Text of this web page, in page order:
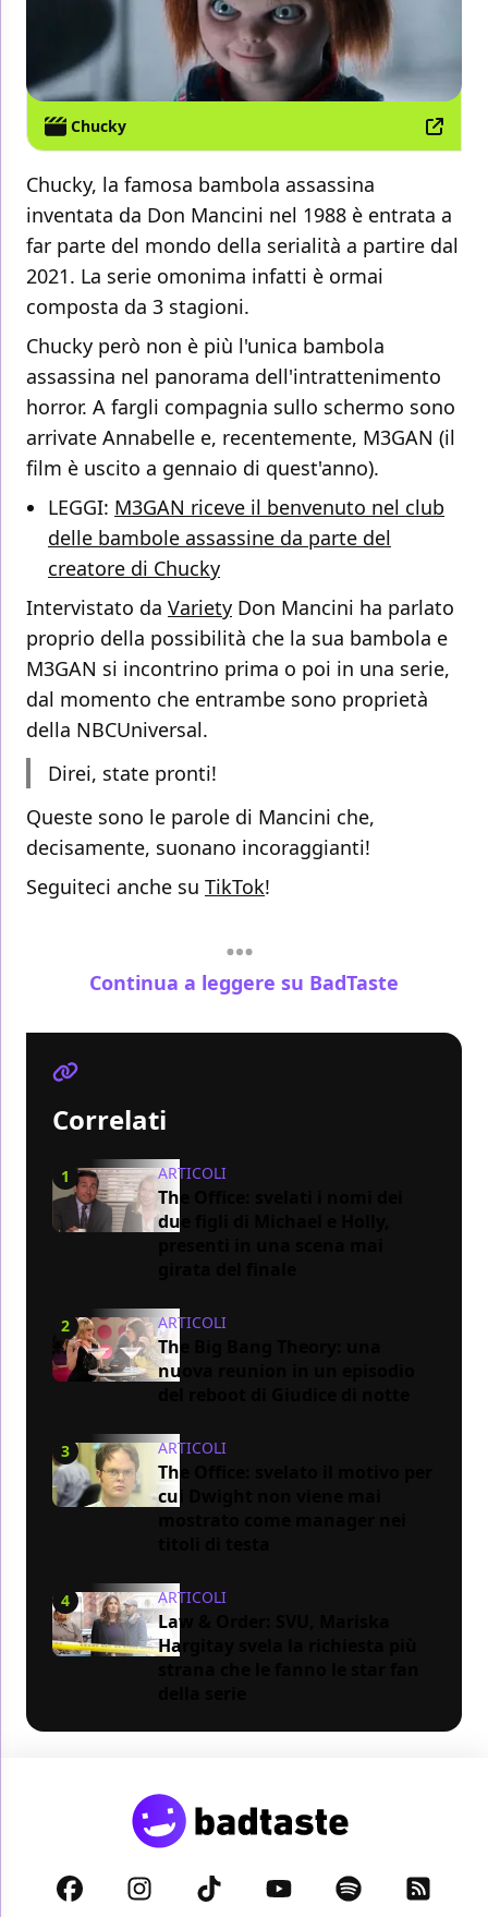
Chucky
Chucky, la famosa bambola assassina
inventata da Don Mancini nel 1988 è entrata a
far parte del mondo della serialità a partire dal
2021. La serie omonima infatti è ormai
composta da 3 stagioni.
Chucky però non è più l'unica bambola
assassina nel panorama dell'intrattenimento
horror. A fargli compagnia sullo schermo sono
arrivate Annabelle e, recentemente, M3GAN (il
film è uscito a gennaio di quest'anno).
LEGGI: M3GAN riceve il benvenuto nel club
delle bambole assassine da parte del
creatore di Chucky
Intervistato da Variety Don Mancini ha parlato
proprio della possibilità che la sua bambola e
M3GAN si incontrino prima o poi in una serie,
dal momento che entrambe sono proprietà
della NBCUniversal.
Direi, state pronti!
Queste sono le parole di Mancini che,
decisamente, suonano incoraggianti!
Seguiteci anche su TikTok!
Continua a leggere su BadTaste
Correlati
1 ARTICOLI
The Office: svelati i nomi dei
due figli di Michael e Holly,
2 ARTICOLI
The Big Bang Theory: una
nuova reunion in un episodio
3 ARTICOLI
The Office: svelato il motivo per
cui Dwight non viene mai
4 ARTICOLI
Law & Order: SVU, Mariska
Hargitay svela la richiesta più